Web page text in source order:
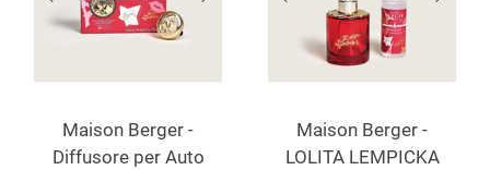
Maison Berger -
Diffusore per Auto
Maison Berger -
LOLITA LEMPICKA